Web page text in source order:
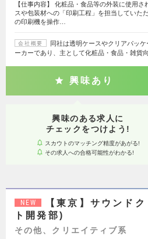
【仕事内容】 化粧品・食品等の外装に使用さ
スや包装材への「印刷工程」を担当していた
の印刷機を操作…
会社概要
同社は透明ケースやクリアパッ
ーカーであり、主として化粧品・食品・雑貨
興味あり
興味のある求人に
チェックをつけよう!
スカウトのマッチング精度があがる!
その求人への合格可能性がわかる!
NEW
【東京】サウンド
ト開発部)
その他、クリエイティブ系